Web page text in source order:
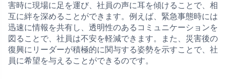
害時に現場に足を運び、社員の声に耳を傾けることで、相
互に絆を深めることができます。例えば、緊急事態時には
迅速に情報を共有し、透明性のあるコミュニケーションを
図ることで、社員は不安を軽減できます。また、災害後の
復興にリーダーが積極的に関与する姿勢を示すことで、社
員に希望を与えることができるのです。